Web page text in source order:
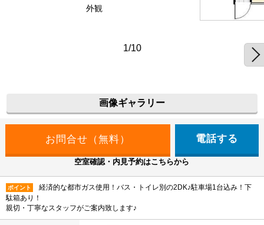
外観
1/10
画像ギャラリー
電話する
空室確認・内見予約はこちらから
ポイント
経済的な都市ガス使用！バス・トイレ別の2DK♪駐車場1台込み！下
駄箱あり！
親切・丁寧なスタッフがご案内致します♪